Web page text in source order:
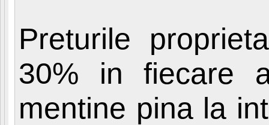
Preturile
30% in fiecare
mentine pina la